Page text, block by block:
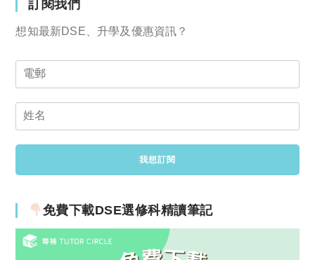
訂閱我們
想知最新DSE、升學及優惠資訊？
免費下載DSE選修科精讀筆記